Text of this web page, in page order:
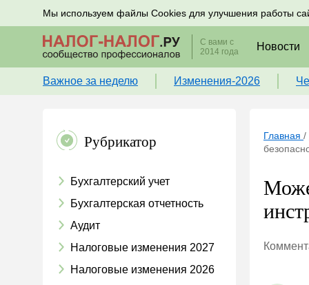
Мы используем файлы Cookies для улучшения работы
Подписывайтесь на новости по налогам, учету и
С вами с
2014 года
Новости
Важное за неделю Изменения-2026
Рубрикатор
Бухгалтерский учет
Бухгалтерская отчетность
Аудит
Налоговые изменения 2027
Налоговые изменения 2026
Главная /